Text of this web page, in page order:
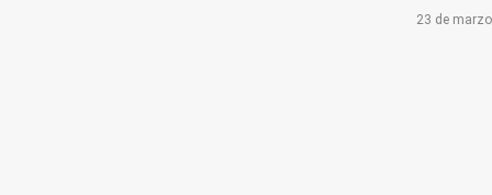
23 de